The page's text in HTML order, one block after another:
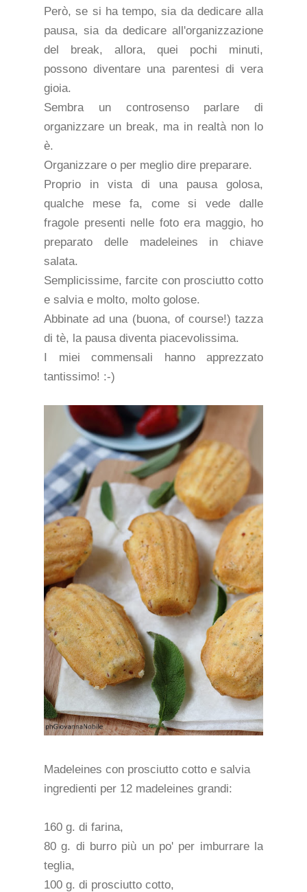
Però, se si ha tempo, sia da dedicare alla
pausa, sia da dedicare all'organizzazione
del break, allora, quei pochi minuti,
possono diventare una parentesi di vera
gioia.
Sembra un controsenso parlare di
organizzare un break, ma in realtà non lo
è.
Organizzare o per meglio dire preparare.
Proprio in vista di una pausa golosa,
qualche mese fa, come si vede dalle
fragole presenti nelle foto era maggio, ho
preparato delle madeleines in chiave
salata.
Semplicissime, farcite con prosciutto cotto
e salvia e molto, molto golose.
Abbinate ad una (buona, of course!) tazza
di tè, la pausa diventa piacevolissima.
I miei commensali hanno apprezzato
tantissimo! :-)
Madeleines con prosciutto cotto e salvia
ingredienti per 12 madeleines grandi:
160 g. di farina,
80 g. di burro più un po' per imburrare la
teglia,
100 g. di prosciutto cotto,